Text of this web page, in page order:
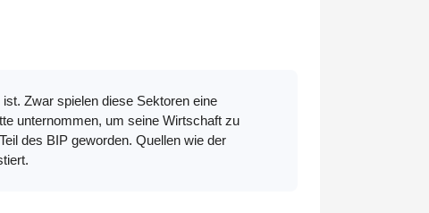
Zwar spielen diese Sektoren eine
unternommen, um seine Wirtschaft zu
des BIP geworden. Quellen wie der